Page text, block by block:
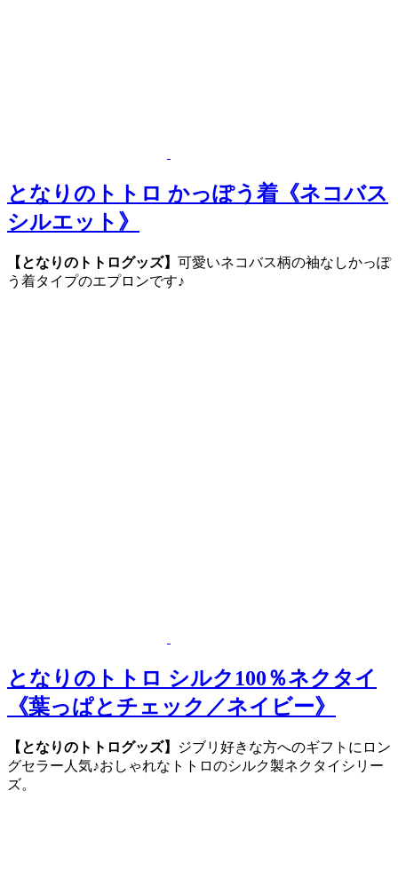
となりのトトロ かっぽう着《ネコバス
シルエット》
【となりのトトログッズ】 可愛いネコバス柄の袖なしかっぽ
う着タイプのエプロンです♪
となりのトトロ シルク100％ネクタイ
《葉っぱとチェック／ネイビー》
【となりのトトログッズ】
ジブリ好きな方へのギフトにロン
グセラー人気♪おしゃれなトトロのシルク製ネクタイシリー
ズ。